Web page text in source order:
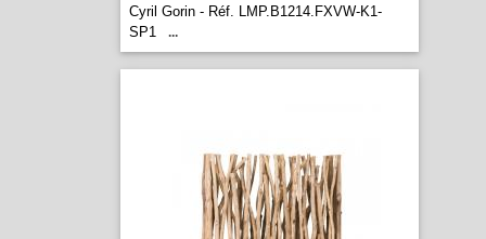
Cyril Gorin - Réf. LMP.B1214.FXVW-K1-
SP1
...